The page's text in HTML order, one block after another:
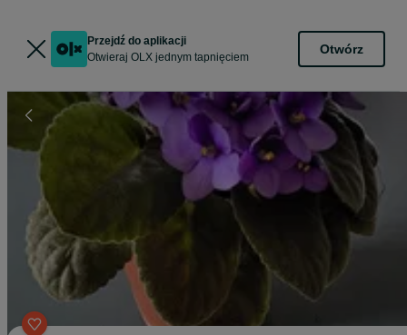
Przejdź do aplikacji
Otwieraj OLX jednym tapnięciem
Otwórz